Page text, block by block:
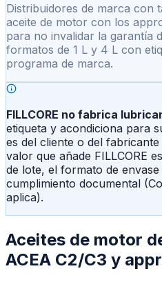
Distribuidores de marca con
aceite de motor con los
para no invalidar la garantía
formatos de 1 L y 4 L con
programa de marca.
FILLCORE no fabrica
etiqueta y acondiciona para
es del cliente o del
valor que añade FILLCORE
de lote, el formato de
cumplimiento documental
aplica).
Aceites de motor
ACEA C2/C3 y